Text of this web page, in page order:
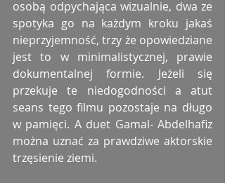
osobą odpychająca wizualnie, dwa ze
spotyka go na każdym kroku jakaś
nieprzyjemność, trzy że opowiedziane
jest to w minimalistycznej, prawie
dokumentalnej formie. Jeżeli się
przekuje te niedogodności a atut
seans tego filmu pozostaje na długo
w pamięci. A duet Gamal- Abdelhafiz
można uznać za prawdziwe aktorskie
trzęsienie ziemi.